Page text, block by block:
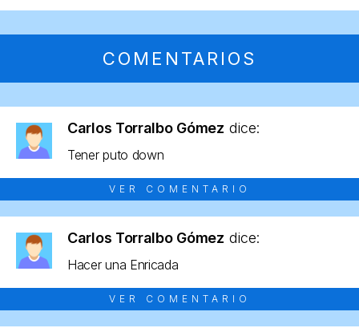
COMENTARIOS
Carlos Torralbo Gómez dice:
Tener puto down
VER COMENTARIO
Carlos Torralbo Gómez dice:
Hacer una Enricada
VER COMENTARIO